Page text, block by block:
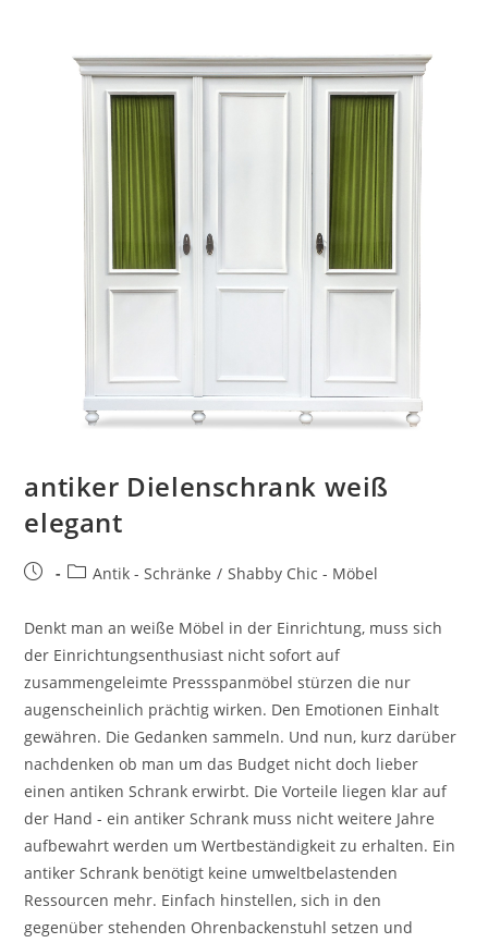
antiker Dielenschrank weiß
elegant
Antik - Schränke / Shabby Chic - Möbel
Denkt man an weiße Möbel in der Einrichtung, muss sich
der Einrichtungsenthusiast nicht sofort auf
zusammengeleimte Pressspanmöbel stürzen die nur
augenscheinlich prächtig wirken. Den Emotionen Einhalt
gewähren. Die Gedanken sammeln. Und nun, kurz darüber
nachdenken ob man um das Budget nicht doch lieber
einen antiken Schrank erwirbt. Die Vorteile liegen klar auf
der Hand - ein antiker Schrank muss nicht weitere Jahre
aufbewahrt werden um Wertbeständigkeit zu erhalten. Ein
antiker Schrank benötigt keine umweltbelastenden
Ressourcen mehr. Einfach hinstellen, sich in den
gegenüber stehenden Ohrenbackenstuhl setzen und